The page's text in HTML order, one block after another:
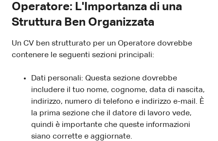
Operatore: L'Importanza di una
Struttura Ben Organizzata
Un CV ben strutturato per un Operatore dovrebbe
contenere le seguenti sezioni principali:
Dati personali: Questa sezione dovrebbe
includere il tuo nome, cognome, data di nascita,
indirizzo, numero di telefono e indirizzo e-mail. È
la prima sezione che il datore di lavoro vede,
quindi è importante che queste informazioni
siano corrette e aggiornate.